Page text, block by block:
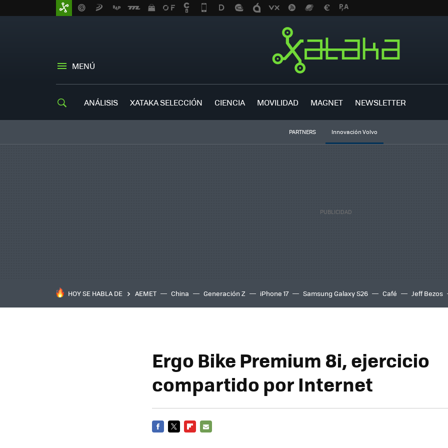
MENÚ
ANÁLISIS XATAKA SELECCIÓN CIENCIA MOVILIDAD MAGNET NEWSLETTER
PARTNERS Innovación Volvo
HOY SE HABLA DE AEMET China Generación Z iPhone 17 Samsung Galaxy S26 Café Jeff Bezos
Ergo Bike Premium 8i, ejercicio
compartido por Internet